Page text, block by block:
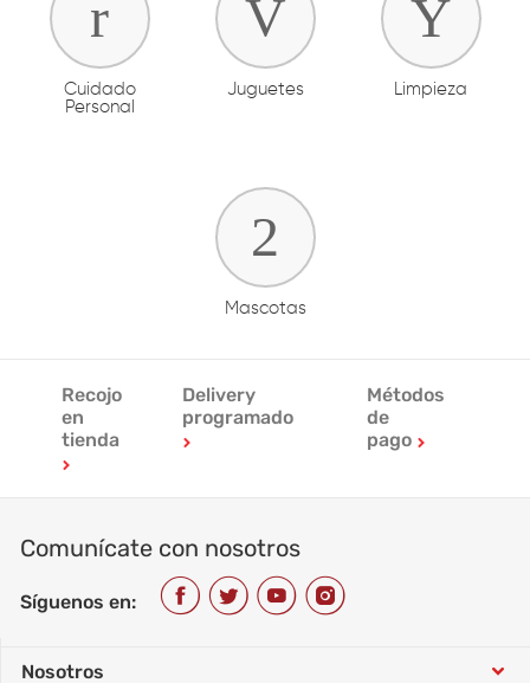
Cuidado
Personal
Juguetes Limpieza
Mascotas
Recojo
en
tienda
Delivery
programado
Métodos
de
pago
Comunícate con nosotros
Síguenos en:
Nosotros